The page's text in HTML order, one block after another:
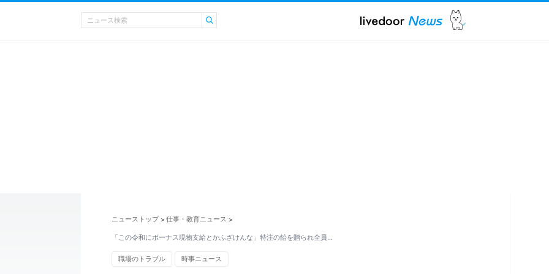
ニューストップ > 仕事・教育ニュース >
「この令和にボーナス現物支給とかふざけんな」特注の飴を贈られ全員…
職場のトラブル 時事ニュース